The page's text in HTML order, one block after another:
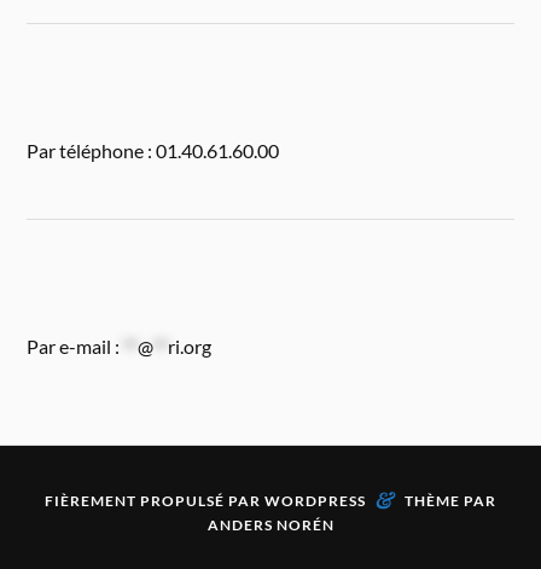
Par téléphone : 01.40.61.60.00
Par e-mail : **@ ri.org
FIÈREMENT PROPULSÉ PAR WORDPRESS & THÈME PAR
ANDERS NORÉN